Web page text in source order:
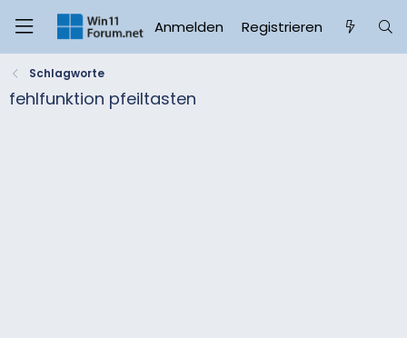
Anmelden Registrieren
Schlagworte
fehlfunktion pfeiltasten